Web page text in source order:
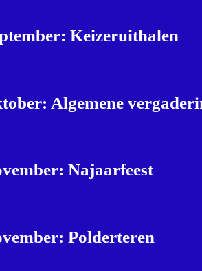
Keizeruithalen
Algemene
Najaarfeest
Polderteren